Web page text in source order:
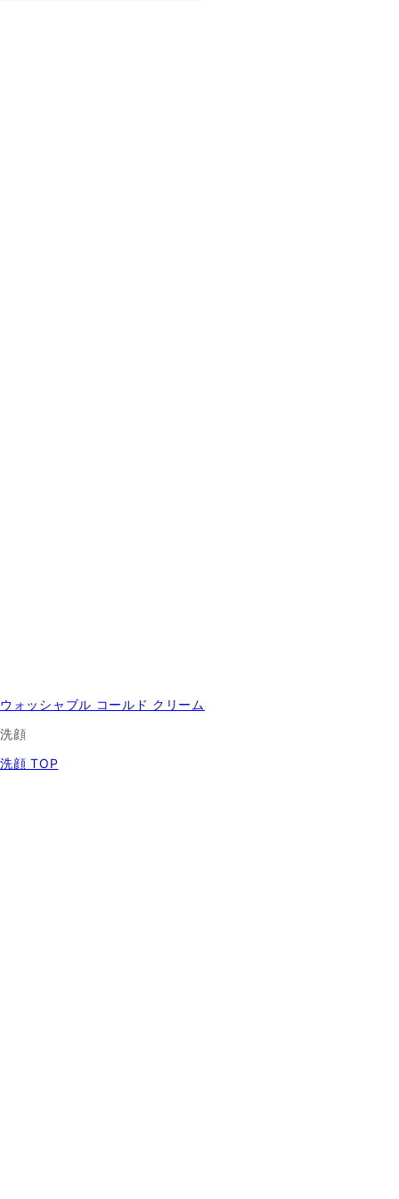
ウォッシャブル コールド クリーム
洗顔
洗顔 TOP